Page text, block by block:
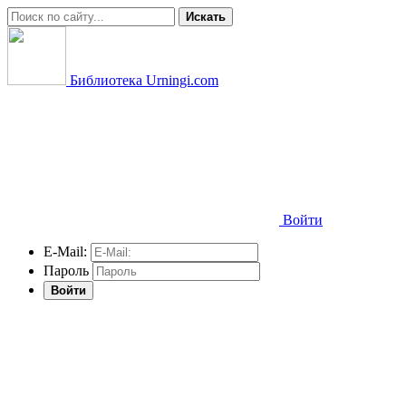
Искать
Библиотека Urningi.com
Войти
E-Mail:
Пароль
Войти